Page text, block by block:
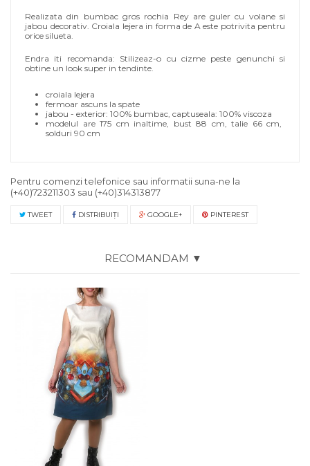
Realizata din bumbac gros rochia Rey are guler cu volane si
jabou decorativ. Croiala lejera in forma de A este potrivita pentru
orice silueta.
Endra iti recomanda: Stilizeaz-o cu cizme peste genunchi si
obtine un look super in tendinte.
croiala lejera
fermoar ascuns la spate
jabou - exterior: 100% bumbac, captuseala: 100% viscoza
modelul are 175 cm inaltime, bust 88 cm, talie 66 cm,
solduri 90 cm
Pentru comenzi telefonice sau informatii suna-ne la
(+40)723211303 sau (+40)314313877
TWEET DISTRIBUIŢI GOOGLE+ PINTEREST
RECOMANDAM ▼